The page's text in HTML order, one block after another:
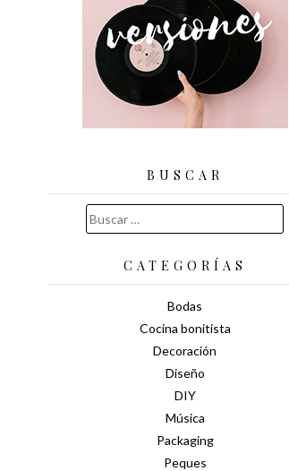
BUSCAR
Buscar:
CATEGORÍAS
Bodas
Cocina bonitista
Decoración
Diseño
DIY
Música
Packaging
Peques